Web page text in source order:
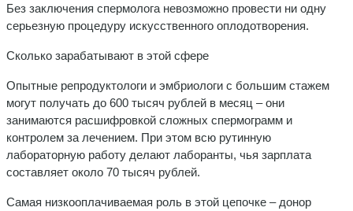
Без заключения спермолога невозможно провести ни одну
серьезную процедуру искусственного оплодотворения.
Сколько зарабатывают в этой сфере
Опытные репродуктологи и эмбриологи с большим стажем
могут получать до 600 тысяч рублей в месяц – они
занимаются расшифровкой сложных спермограмм и
контролем за лечением. При этом всю рутинную
лабораторную работу делают лаборанты, чья зарплата
составляет около 70 тысяч рублей.
Самая низкооплачиваемая роль в этой цепочке – донор